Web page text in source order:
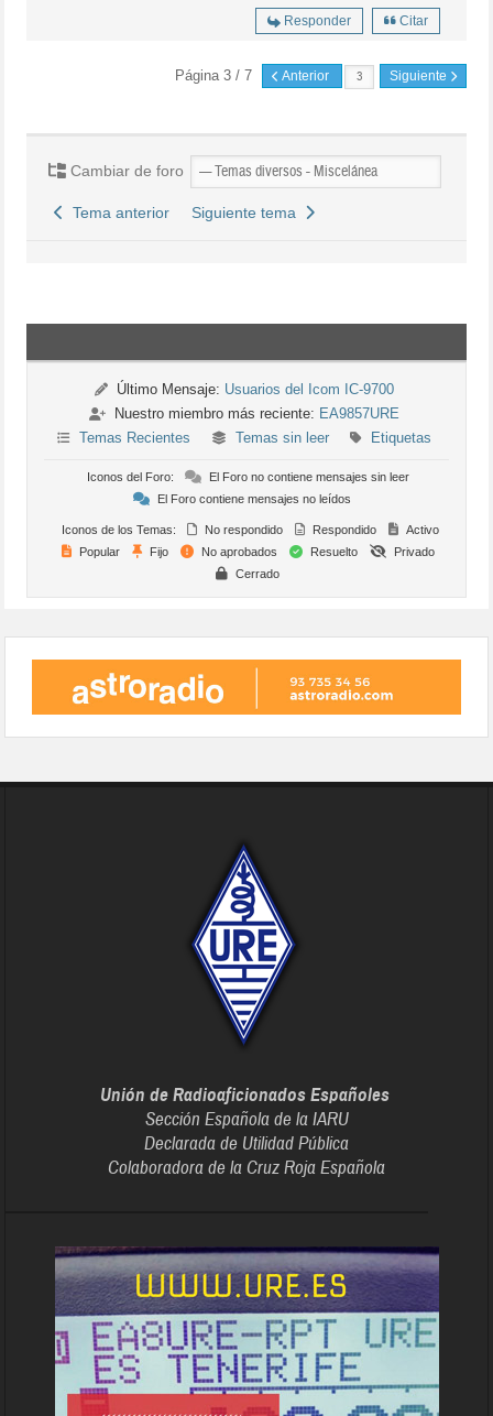
Responder Citar
Página 3 / 7 Anterior Siguiente
Cambiar de foro
Tema anterior Siguiente tema
Último Mensaje: Usuarios del Icom IC-9700
Nuestro miembro más reciente: EA9857URE
Temas Recientes
Temas sin leer Etiquetas
Iconos del Foro:
El Foro no contiene mensajes sin leer
El Foro contiene mensajes no leídos
Iconos de los Temas: No respondido Respondido
Activo
Popular
Fijo No aprobados Resuelto
Privado
Cerrado
Unión de Radioaficionados Españoles
Sección Española de la IARU
Declarada de Utilidad Pública
Colaboradora de la Cruz Roja Española